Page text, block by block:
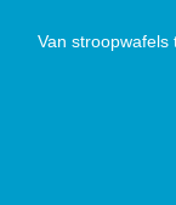
Van stroopwafels